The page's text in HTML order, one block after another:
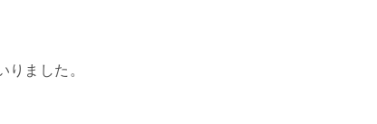
ました。